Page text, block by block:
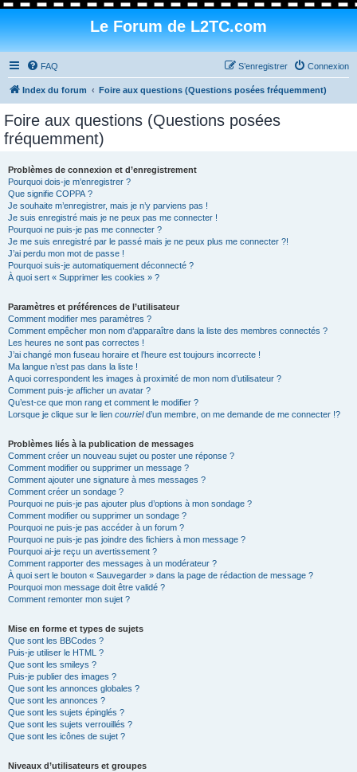
Le Forum de L2TC.com
FAQ Connexion
S’enregistrer
Index du forum Foire aux questions (Questions posées fréquemment)
Foire aux questions (Questions posées
fréquemment)
Problèmes de connexion et d’enregistrement
Pourquoi dois-je m’enregistrer ?
Que signifie COPPA ?
Je souhaite m’enregistrer, mais je n’y parviens pas !
Je suis enregistré mais je ne peux pas me connecter !
Pourquoi ne puis-je pas me connecter ?
Je me suis enregistré par le passé mais je ne peux plus me connecter ?!
J’ai perdu mon mot de passe !
Pourquoi suis-je automatiquement déconnecté ?
À quoi sert « Supprimer les cookies » ?
Paramètres et préférences de l’utilisateur
Comment modifier mes paramètres ?
Comment empêcher mon nom d’apparaître dans la liste des membres connectés ?
Les heures ne sont pas correctes !
J’ai changé mon fuseau horaire et l’heure est toujours incorrecte !
Ma langue n’est pas dans la liste !
A quoi correspondent les images à proximité de mon nom d’utilisateur ?
Comment puis-je afficher un avatar ?
Qu’est-ce que mon rang et comment le modifier ?
Lorsque je clique sur le lien courrield’un membre, on me demande de me connecter !?
Problèmes liés à la publication de messages
Comment créer un nouveau sujet ou poster une réponse ?
Comment modifier ou supprimer un message ?
Comment ajouter une signature à mes messages ?
Comment créer un sondage ?
Pourquoi ne puis-je pas ajouter plus d’options à mon sondage ?
Comment modifier ou supprimer un sondage ?
Pourquoi ne puis-je pas accéder à un forum ?
Pourquoi ne puis-je pas joindre des fichiers à mon message ?
Pourquoi ai-je reçu un avertissement ?
Comment rapporter des messages à un modérateur ?
À quoi sert le bouton « Sauvegarder » dans la page de rédaction de message ?
Pourquoi mon message doit être validé ?
Comment remonter mon sujet ?
Mise en forme et types de sujets
Que sont les BBCodes ?
Puis-je utiliser le HTML ?
Que sont les smileys ?
Puis-je publier des images ?
Que sont les annonces globales ?
Que sont les annonces ?
Que sont les sujets épinglés ?
Que sont les sujets verrouillés ?
Que sont les icônes de sujet ?
Niveaux d’utilisateurs et groupes